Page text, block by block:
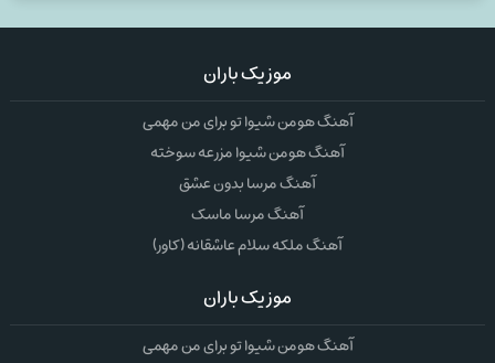
موزیک باران
آهنگ هومن شیوا تو برای من مهمی
آهنگ هومن شیوا مزرعه سوخته
آهنگ مرسا بدون عشق
آهنگ مرسا ماسک
آهنگ ملکه سلام عاشقانه (کاور)
موزیک باران
آهنگ هومن شیوا تو برای من مهمی